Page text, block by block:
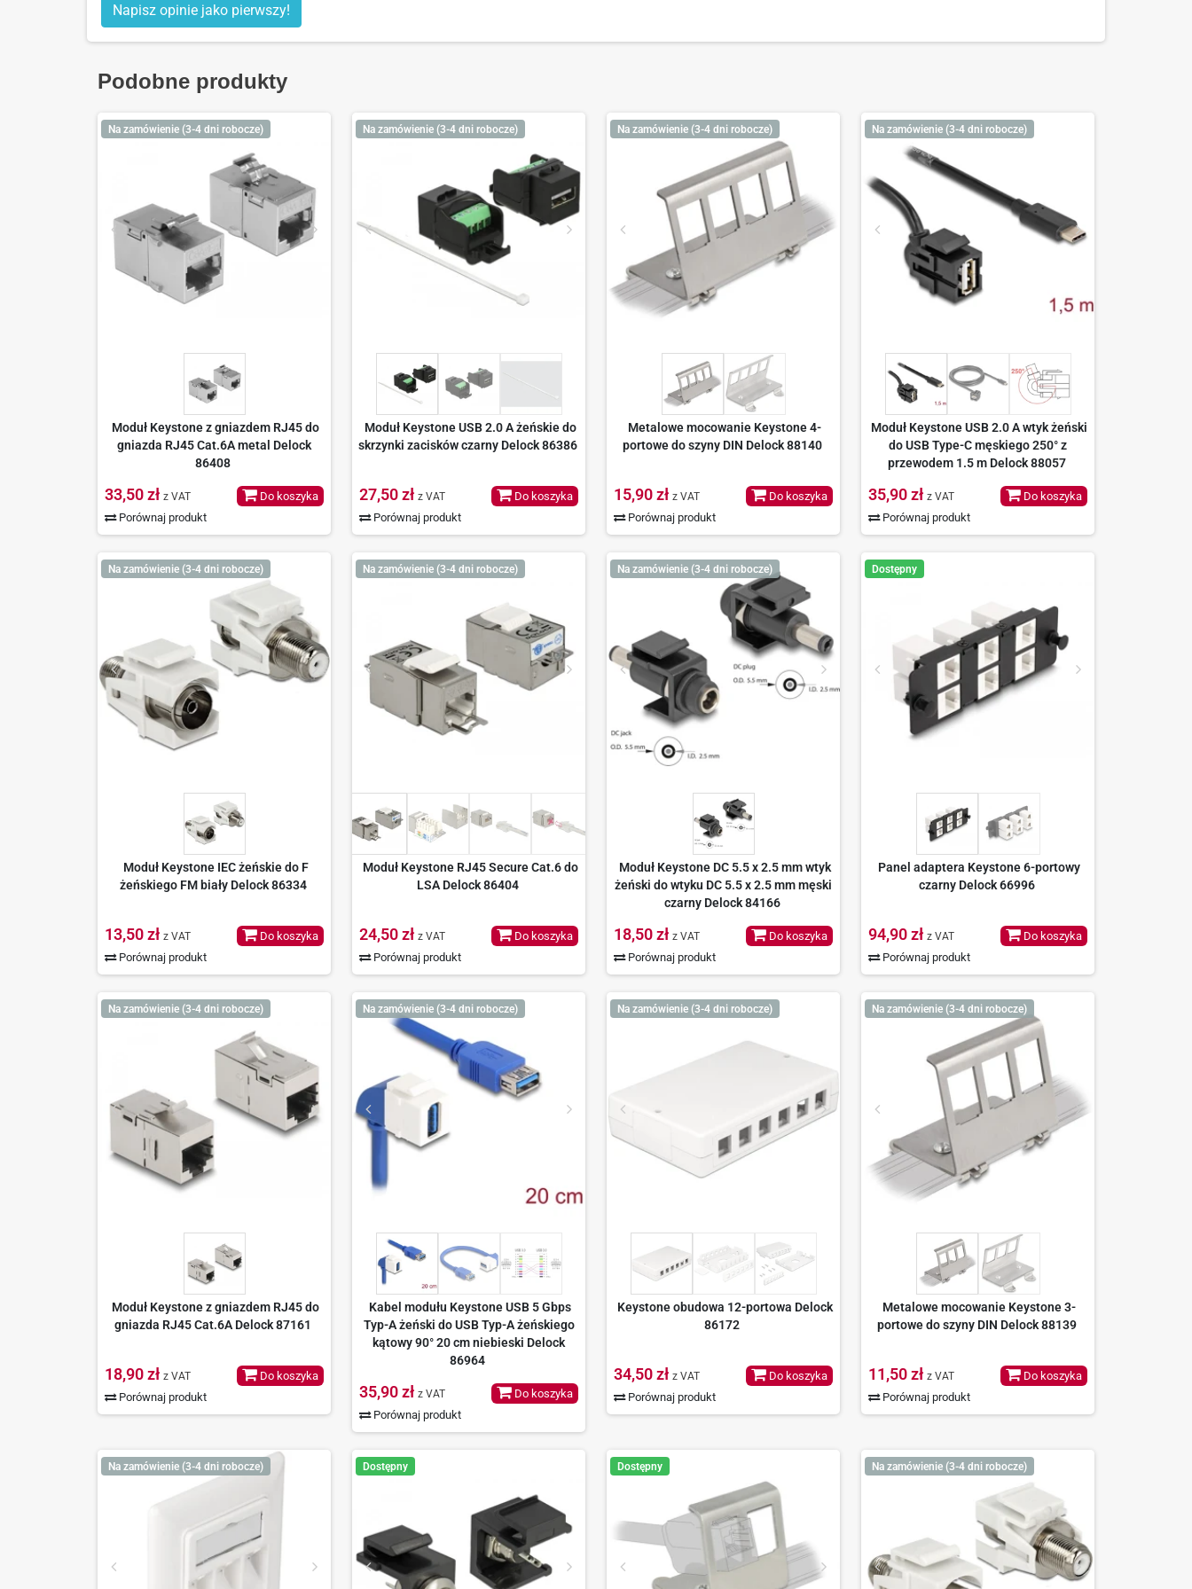
Napisz opinie jako pierwszy!
Podobne produkty
Na zamówienie (3-4 dni robocze)
Moduł Keystone z gniazdem RJ45 do
gniazda RJ45 Cat.6A metal Delock
86408
33,50 zł z VAT
Porównaj produkt
Do koszyka
Na zamówienie (3-4 dni robocze)
Moduł Keystone USB 2.0 A żeńskie do
skrzynki zacisków czarny Delock 86386
27,50 zł z VAT
Porównaj produkt
Do koszyka
Na zamówienie (3-4 dni robocze)
Metalowe mocowanie Keystone 4-
portowe do szyny DIN Delock 88140
15,90 zł z VAT
Porównaj produkt
Do koszyka
Na zamówienie (3-4 dni robocze)
Moduł Keystone USB 2.0 A wtyk żeński
do USB Type-C męskiego 250° z
przewodem 1.5 m Delock 88057
35,90 zł z VAT
Porównaj produkt
Do koszyka
Na zamówienie (3-4 dni robocze)
Moduł Keystone IEC żeńskie do F
żeńskiego FM biały Delock 86334
13,50 zł z VAT
Porównaj produkt
Do koszyka
Na zamówienie (3-4 dni robocze)
Moduł Keystone RJ45 Secure Cat.6 do
LSA Delock 86404
24,50 zł z VAT
Porównaj produkt
Do koszyka
Na zamówienie (3-4 dni robocze)
Moduł Keystone DC 5.5 x 2.5 mm wtyk
żeński do wtyku DC 5.5 x 2.5 mm męski
czarny Delock 84166
18,50 zł z VAT
Porównaj produkt
Do koszyka
Dostępny
Panel adaptera Keystone 6-portowy
czarny Delock 66996
94,90 zł z VAT
Porównaj produkt
Do koszyka
Na zamówienie (3-4 dni robocze)
Moduł Keystone z gniazdem RJ45 do
gniazda RJ45 Cat.6A Delock 87161
18,90 zł z VAT
Porównaj produkt
Do koszyka
Na zamówienie (3-4 dni robocze)
Kabel modułu Keystone USB 5 Gbps
Typ-A żeński do USB Typ-A żeńskiego
kątowy 90° 20 cm niebieski Delock
86964
35,90 zł z VAT
Porównaj produkt
Do koszyka
Na zamówienie (3-4 dni robocze)
Keystone obudowa 12-portowa Delock
86172
34,50 zł z VAT
Porównaj produkt
Do koszyka
Na zamówienie (3-4 dni robocze)
Metalowe mocowanie Keystone 3-
portowe do szyny DIN Delock 88139
11,50 zł z VAT
Porównaj produkt
Do koszyka
Na zamówienie (3-4 dni robocze) Dostępny Dostępny Na zamówienie (3-4 dni robocze)